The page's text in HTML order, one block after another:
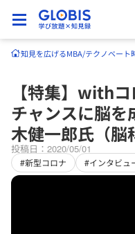
知見を広げるMBA/テクノベート
【特集】with
チャンスに脳を
木健一郎氏（脳
投稿日：2020/05/01
#新型コロナ #インタビュ